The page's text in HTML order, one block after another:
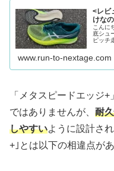
<レビ
けな
こんに
底シュ
ピッチ
www.run-to-nextage.com
「メタスピードエッジ
ではありませんが、 耐
しやすいように設計さ
+｣とは以下の相違点があ